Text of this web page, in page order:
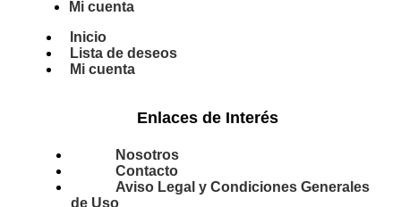
Mi cuenta
Inicio
Lista de deseos
Mi cuenta
Enlaces de Interés
Nosotros
Contacto
Aviso Legal y Condiciones Generales
de Uso